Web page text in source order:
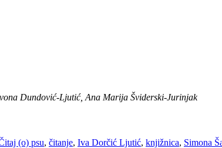
Dundović-Ljutić, Ana Marija Šviderski-Jurinjak
(o) psu, čitanje, Iva Dorčić Ljutić, knjižnica, Simona